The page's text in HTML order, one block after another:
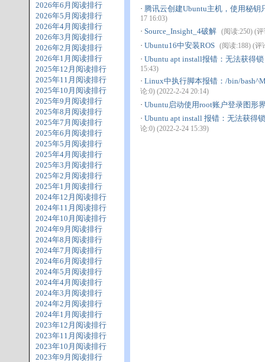
2026年6月阅读排行
2026年5月阅读排行
2026年4月阅读排行
2026年3月阅读排行
2026年2月阅读排行
2026年1月阅读排行
2025年12月阅读排行
2025年11月阅读排行
2025年10月阅读排行
2025年9月阅读排行
2025年8月阅读排行
2025年7月阅读排行
2025年6月阅读排行
2025年5月阅读排行
2025年4月阅读排行
2025年3月阅读排行
2025年2月阅读排行
2025年1月阅读排行
2024年12月阅读排行
2024年11月阅读排行
2024年10月阅读排行
2024年9月阅读排行
2024年8月阅读排行
2024年7月阅读排行
2024年6月阅读排行
2024年5月阅读排行
2024年4月阅读排行
2024年3月阅读排行
2024年2月阅读排行
2024年1月阅读排行
2023年12月阅读排行
2023年11月阅读排行
2023年10月阅读排行
2023年9月阅读排行
· 腾讯云创建Ubuntu主机，使用秘
17 16:03)
· Source_Insight_4破解 (阅读:250) (评
· Ubuntu16中安装ROS (阅读:188) (评
· Ubuntu apt install报错：无法获得
15:43)
· Linux中执行脚本报错：/bin/
论:0) (2022-2-24 20:14)
· Ubuntu启动使用root账户登录图形
· Ubuntu apt install 报错：无法获得
论:0) (2022-2-24 15:39)